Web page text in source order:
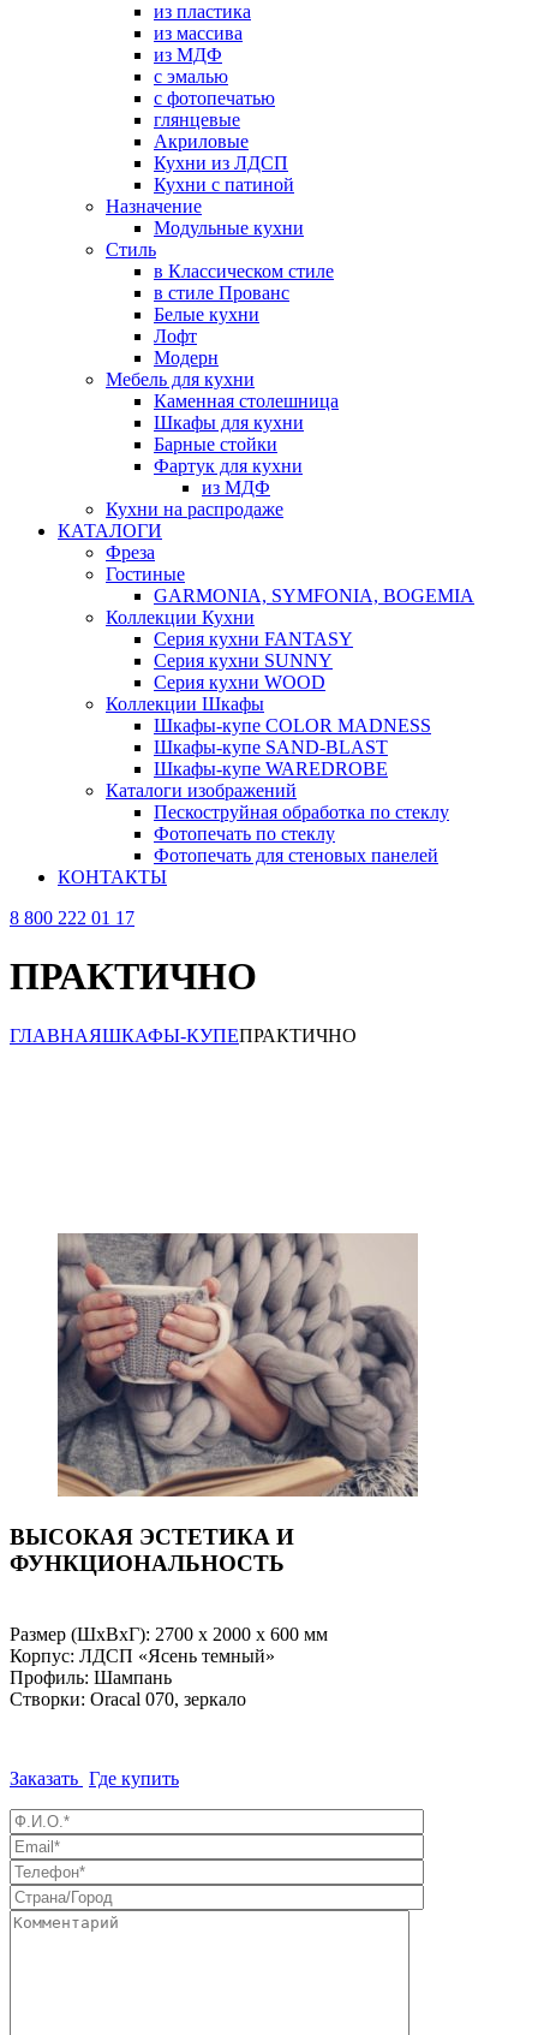
из пластика
из массива
из МДФ
с эмалью
с фотопечатью
глянцевые
Акриловые
Кухни из ЛДСП
Кухни с патиной
Назначение
Модульные кухни
Стиль
в Классическом стиле
в стиле Прованс
Белые кухни
Лофт
Модерн
Мебель для кухни
Каменная столешница
Шкафы для кухни
Барные стойки
Фартук для кухни
из МДФ
Кухни на распродаже
КАТАЛОГИ
Фреза
Гостиные
GARMONIA, SYMFONIA, BOGEMIA
Коллекции Кухни
Серия кухни FANTASY
Серия кухни SUNNY
Серия кухни WOOD
Коллекции Шкафы
Шкафы-купе COLOR MADNESS
Шкафы-купе SAND-BLAST
Шкафы-купе WAREDROBE
Каталоги изображений
Пескоструйная обработка по стеклу
Фотопечать по стеклу
Фотопечать для стеновых панелей
КОНТАКТЫ
8 800 222 01 17
ПРАКТИЧНО
ГЛАВНАЯШКАФЫ-КУПЕПРАКТИЧНО
ВЫСОКАЯ ЭСТЕТИКА И
ФУНКЦИОНАЛЬНОСТЬ
Размер (ШхВхГ): 2700 х 2000 х 600 мм
Корпус: ЛДСП «Ясень темный»
Профиль: Шампань
Створки: Oracal 070, зеркало
Заказать Где купить